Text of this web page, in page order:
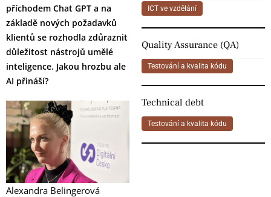
příchodem Chat GPT a na
základě nových požadavků
klientů se rozhodla zdůraznit
důležitost nástrojů umělé
inteligence. Jakou hrozbu ale
AI přináší?
Alexandra Belingerová
ICT ve vzdělání
Quality Assurance (QA)
Testování a kvalita kódu
Technical debt
Testování a kvalita kódu